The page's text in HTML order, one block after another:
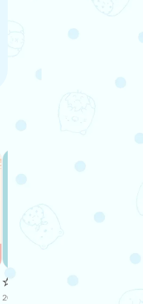
☆すみっコぐらしCAFE
2026/08/03